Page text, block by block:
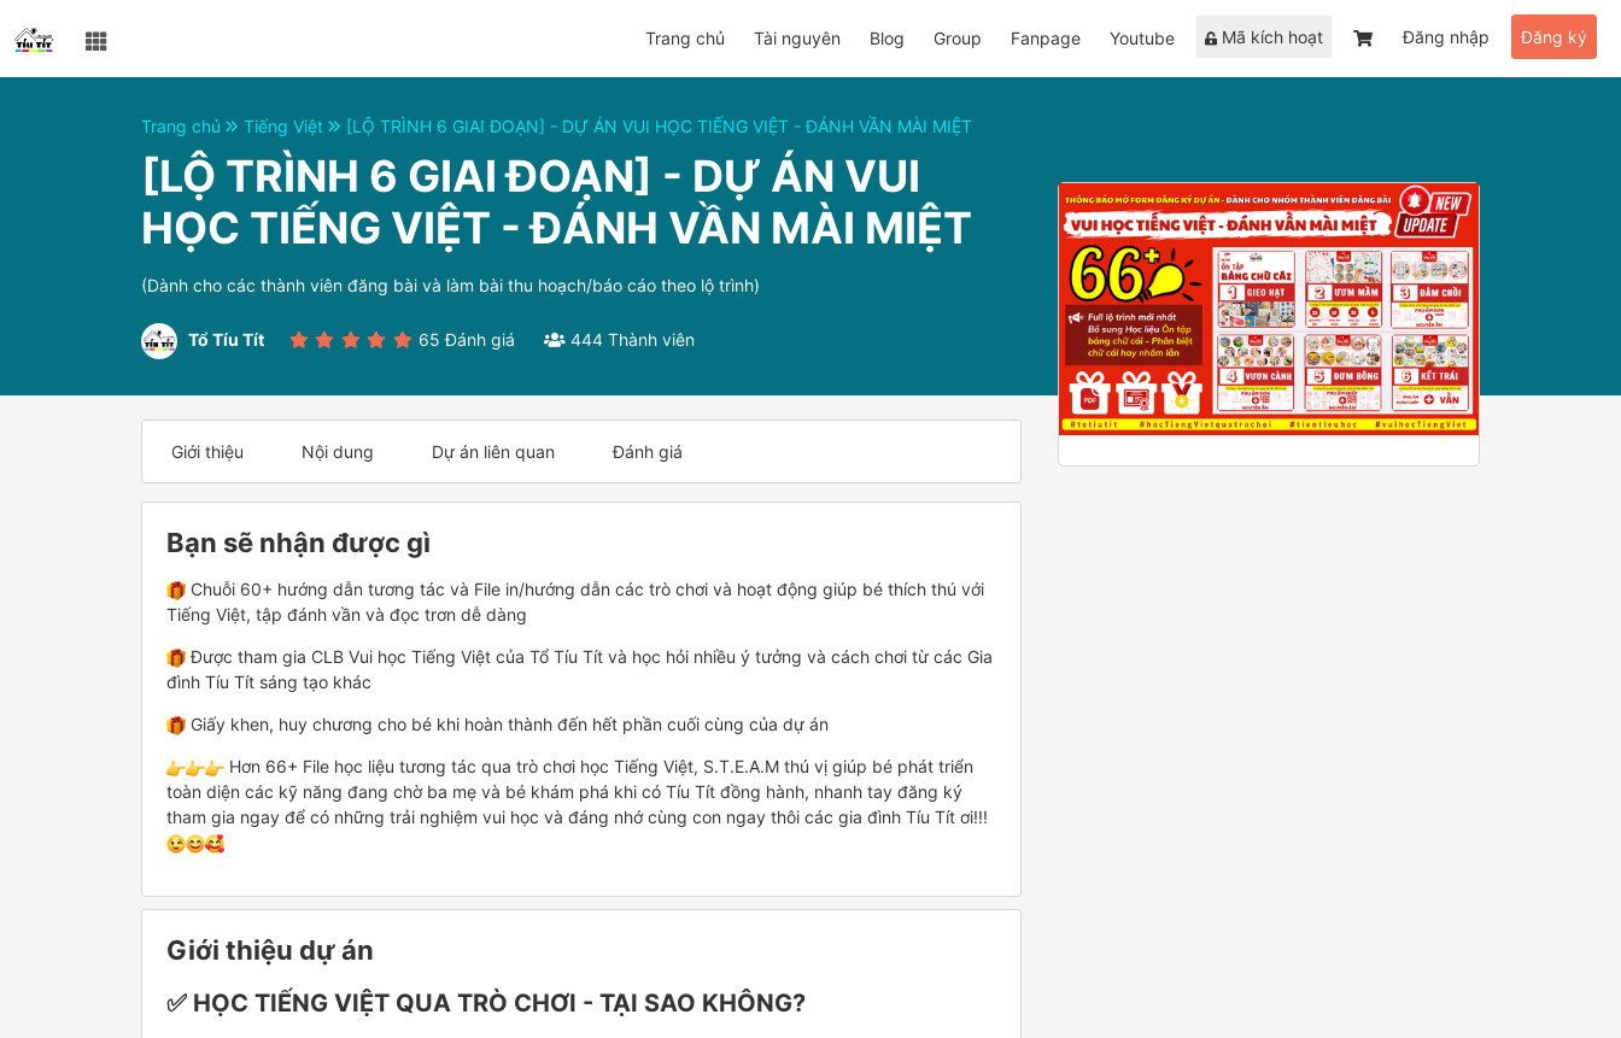
Trang chủ Tài nguyên Blog Group Fanpage Youtube Mã kích hoạt Đăng nhập Đăng ký
Trang chủ Tiếng Việt [LỘ TRÌNH 6 GIAI ĐOẠN] - DỰ ÁN VUI HỌC TIẾNG VIỆT - ĐÁNH VẦN MÀI MIỆT
[LỘ TRÌNH 6 GIAI ĐOẠN] - DỰ ÁN VUI
HỌC TIẾNG VIỆT - ĐÁNH VẦN MÀI MIỆT
(Dành cho các thành viên đăng bài và làm bài thu hoạch/báo cáo theo lộ trình)
Tổ Tíu Tít 65 Đánh giá 444 Thành viên
Giới thiệu Nội dung Dự án liên quan Đánh giá
Bạn sẽ nhận được gì
Chuỗi 60+ hướng dẫn tương tác và File in/hướng dẫn các trò chơi và hoạt động giúp bé thích thú với
Tiếng Việt, tập đánh vần và đọc trơn dễ dàng
Được tham gia CLB Vui học Tiếng Việt của Tổ Tíu Tít và học hỏi nhiều ý tưởng và cách chơi từ các Gia
đình Tíu Tít sáng tạo khác
Giấy khen, huy chương cho bé khi hoàn thành đến hết phần cuối cùng của dự án
Hơn 66+ File học liệu tương tác qua trò chơi học Tiếng Việt, S.T.E.A.M thú vị giúp bé phát triển
toàn diện các kỹ năng đang chờ ba mẹ và bé khám phá khi có Tíu Tít đồng hành, nhanh tay đăng ký
tham gia ngay để có những trải nghiệm vui học và đáng nhớ cùng con ngay thôi các gia đình Tíu Tít ơi!!!
Giới thiệu dự án
✅ HỌC TIẾNG VIỆT QUA TRÒ CHƠI - TẠI SAO KHÔNG?